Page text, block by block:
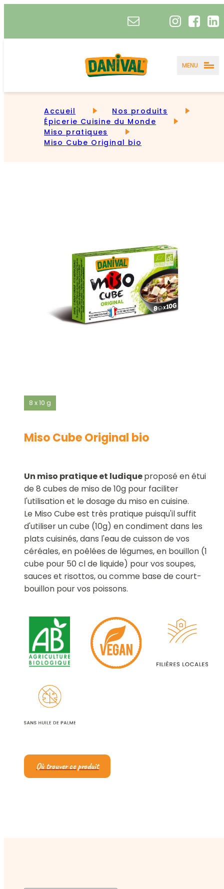
MENU
Accueil
Nos produits
Épicerie Cuisine du Monde
Miso pratiques
Miso Cube Original bio
Miso Cube Original bio
8 x 10 g
Un miso pratique et ludiqueproposé en étui
de 8 cubes de miso de 10g pour faciliter
l'utilisation et le dosage du miso en cuisine.
Le Miso Cube est très pratique puisqu'il suffit
d'utiliser un cube (10g) en condiment dans les
plats cuisinés, dans l'eau de cuisson de vos
céréales, en poêlées de légumes, en bouillon (1
cube pour 50 cl de liquide) pour vos soupes,
sauces et risottos, ou comme base de court-
bouillon pour vos poissons.
Où trouver ce produit